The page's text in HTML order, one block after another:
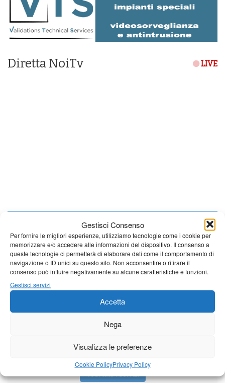
Gestisci Consenso
Per fornire le migliori esperienze, utilizziamo tecnologie come i cookie per
memorizzare e/o accedere alle informazioni del dispositivo. Il consenso a
queste tecnologie ci permetterà di elaborare dati come il comportamento di
navigazione o ID unici su questo sito. Non acconsentire o ritirare il
consenso può influire negativamente su alcune caratteristiche e funzioni.
Gestisci servizi
Accetta
Nega
Visualizza le preferenze
Cookie PolicyPrivacy Policy
Diretta NoiTv LIVE
Tutto bene per la rievocazione della corsa
Fornaci – Barga
dedicata al patrono
Partite le Piazzette 2026
Vedi tutti i servizi